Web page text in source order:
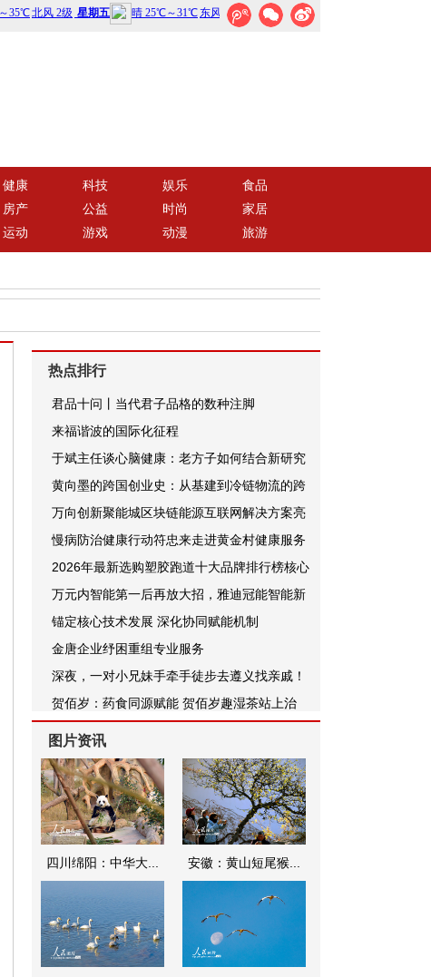
健康 科技 娱乐
食品
房产 公益 时尚
家居
运动 游戏 动漫 旅游
热点排行
君品十问丨当代君子品格的数种注脚
来福谐波的国际化征程
于斌主任谈心脑健康：老方子如何结合新研究
黄向墨的跨国创业史：从基建到冷链物流的跨
万向创新聚能城区块链能源互联网解决方案亮
慢病防治健康行动符忠来走进黄金村健康服务
2026年最新选购塑胶跑道十大品牌排行榜核心
万元内智能第一后再放大招，雅迪冠能智能新
锚定核心技术发展 深化协同赋能机制
金唐企业纾困重组专业服务
深夜，一对小兄妹手牵手徒步去遵义找亲戚！
贺佰岁：药食同源赋能 贺佰岁趣湿茶站上治
图片资讯
四川绵阳：中华大... 安徽：黄山短尾猴...